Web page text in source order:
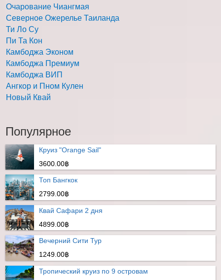
Очарование Чиангмая
Северное Ожерелье Таиланда
Ти Ло Су
Пи Та Кон
Камбоджа Эконом
Камбоджа Премиум
Камбоджа ВИП
Ангкор и Пном Кулен
Новый Квай
Популярное
Круиз "Orange Sail"
3600.00฿
Топ Бангкок
2799.00฿
Квай Сафари 2 дня
4899.00฿
Вечерний Сити Тур
1249.00฿
Тропический круиз по 9 островам